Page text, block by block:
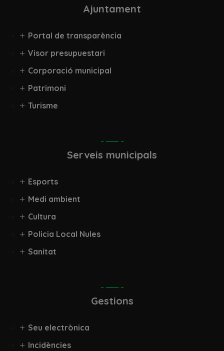
Ajuntament
Portal de transparència
Visor presupuestari
Corporació municipal
Patrimoni
Turisme
Serveis municipals
Esports
Medi ambient
Cultura
Policia Local Nules
Sanitat
Gestions
Seu electrònica
Incidències